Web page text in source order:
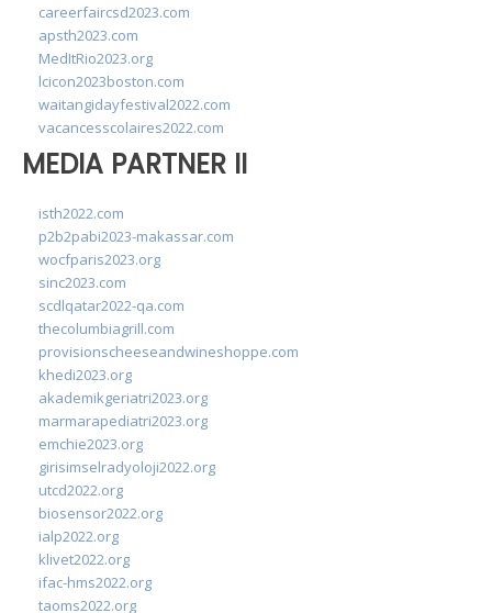
careerfaircsd2023.com
apsth2023.com
MedItRio2023.org
lcicon2023boston.com
waitangidayfestival2022.com
vacancesscolaires2022.com
MEDIA PARTNER II
isth2022.com
p2b2pabi2023-makassar.com
wocfparis2023.org
sinc2023.com
scdlqatar2022-qa.com
thecolumbiagrill.com
provisionscheeseandwineshoppe.com
khedi2023.org
akademikgeriatri2023.org
marmarapediatri2023.org
emchie2023.org
girisimselradyoloji2022.org
utcd2022.org
biosensor2022.org
ialp2022.org
klivet2022.org
ifac-hms2022.org
taoms2022.org